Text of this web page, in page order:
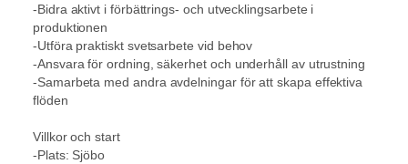
-Bidra aktivt i förbättrings- och utvecklingsarbete i
produktionen
-Utföra praktiskt svetsarbete vid behov
-Ansvara för ordning, säkerhet och underhåll av utrustning
-Samarbeta med andra avdelningar för att skapa effektiva
flöden
Villkor och start
-Plats: Sjöbo